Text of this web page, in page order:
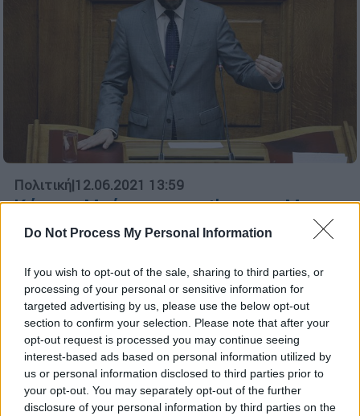
Do Not Process My Personal Information
If you wish to opt-out of the sale, sharing to third parties, or
processing of your personal or sensitive information for
targeted advertising by us, please use the below opt-out
section to confirm your selection. Please note that after your
opt-out request is processed you may continue seeing
interest-based ads based on personal information utilized by
us or personal information disclosed to third parties prior to
your opt-out. You may separately opt-out of the further
disclosure of your personal information by third parties on the
Πολιτική|12.06.2021 13:59
Κώστας Μπάρκας στο ethnos.gr: Με
ΣΥΡΙΖΑ οι αντεργατικές επιλογές της
Συνέντευξη του βουλευτή του ΣΥΡΙΖΑ,
Κώστα Μπάρκα, στο ethnos.gr και τον
Αλέξανδρο Διαμάντη